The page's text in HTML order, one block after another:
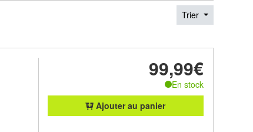
Trier
99,99€
En stock
Ajouter au panier